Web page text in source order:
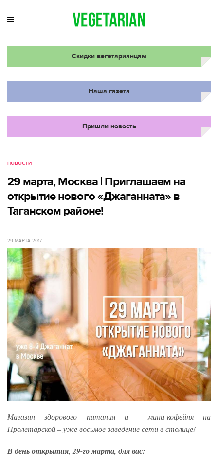
Скидки вегетарианцам
Наша газета
Пришли новость
НОВОСТИ
29 марта, Москва | Приглашаем на
открытие нового «Джаганната» в
Таганском районе!
29 МАРТА 2017
Магазин здорового питания и мини-кофейня на
Пролетарской – уже восьмое заведение сети в столице!
В день открытия, 29-го марта, для вас: